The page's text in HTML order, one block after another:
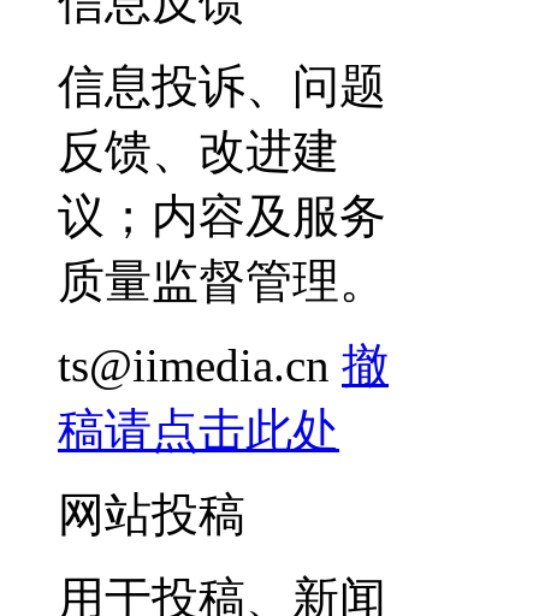
信息投诉、问题
反馈、改进建
议；内容及服务
质量监督管理。
ts@iimedia.cn 撤
稿请点击此处
网站投稿
用于投稿、新闻